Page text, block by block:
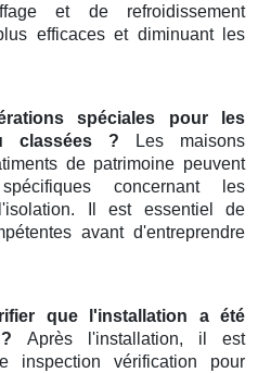
et de refroidissement
efficaces et diminuant les
spéciales pour les
classées ? Les maisons
de patrimoine peuvent
concernant les
Il est essentiel de
avant d'entreprendre
que l'installation a été
Après l'installation, il est
inspection vérification pour